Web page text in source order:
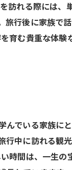
訪れる際には
行後に家族で
育む貴重な体験
でいる家族に
中に訪れる観
時間は、一生の